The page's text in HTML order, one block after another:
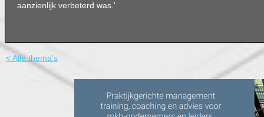
aanzienlijk verbeterd was.'
< Alle thema's